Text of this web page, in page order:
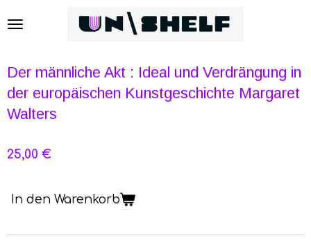
Hauptinhalt
Der männliche Akt : Ideal und Verdrängung in
der europäischen Kunstgeschichte Margaret
Walters
25,00 €
In den Warenkorb